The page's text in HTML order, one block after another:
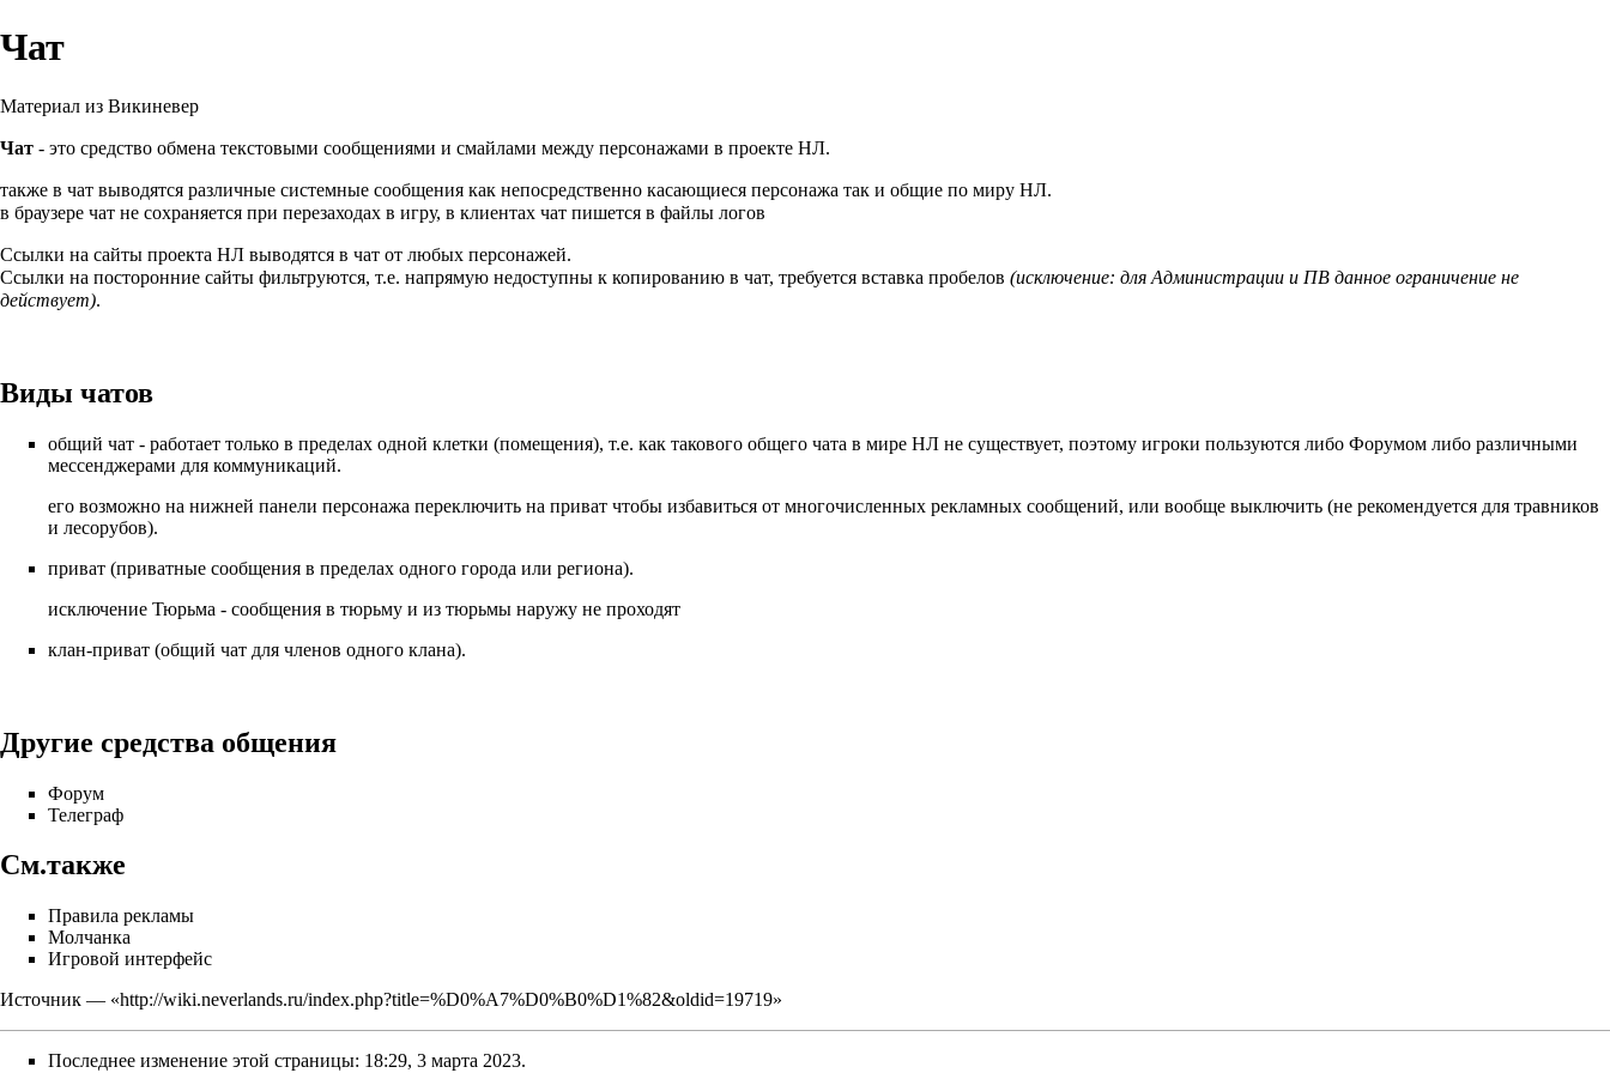
Чат
Материал из Викиневер
Чат - это средство обмена текстовыми сообщениями и смайлами между персонажами в проекте НЛ.
также в чат выводятся различные системные сообщения как непосредственно касающиеся персонажа так и общие по миру НЛ.
в браузере чат не сохраняется при перезаходах в игру, в клиентах чат пишется в файлы логов
Ссылки на сайты проекта НЛ выводятся в чат от любых персонажей.
Ссылки на посторонние сайты фильтруются, т.е. напрямую недоступны к копированию в чат, требуется вставка пробелов (исключение: для Администрации и ПВ данное ограничение не
действует).
Виды чатов
общий чат - работает только в пределах одной клетки (помещения), т.е. как такового общего чата в мире НЛ не существует, поэтому игроки пользуются либо Форумом либо различными
мессенджерами для коммуникаций.
его возможно на нижней панели персонажа переключить на приват чтобы избавиться от многочисленных рекламных сообщений, или вообще выключить (не рекомендуется для травников
и лесорубов).
приват (приватные сообщения в пределах одного города или региона).
исключение Тюрьма - сообщения в тюрьму и из тюрьмы наружу не проходят
клан-приват (общий чат для членов одного клана).
Другие средства общения
Форум
Телеграф
См.также
Правила рекламы
Молчанка
Игровой интерфейс
Источник — «http://wiki.neverlands.ru/index.php?title=%D0%A7%D0%B0%D1%82&oldid=19719»
Последнее изменение этой страницы: 18:29, 3 марта 2023.